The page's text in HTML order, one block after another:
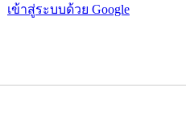
เข้าสู่ระบบด้วย Google